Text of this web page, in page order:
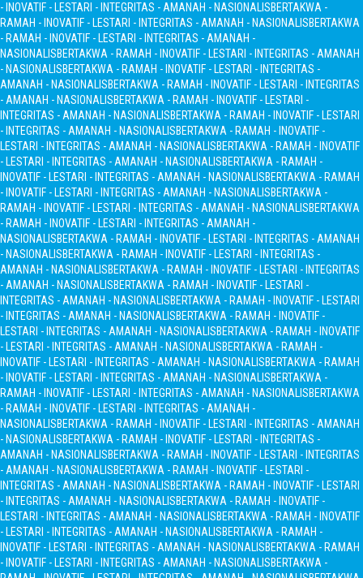
- INOVATIF - LESTARI - INTEGRITAS - AMANAH - NASIONALISBERTAKWA -
RAMAH - INOVATIF - LESTARI - INTEGRITAS - AMANAH - NASIONALISBERTAKWA
- RAMAH - INOVATIF - LESTARI - INTEGRITAS - AMANAH -
NASIONALISBERTAKWA - RAMAH - INOVATIF - LESTARI - INTEGRITAS - AMANAH
- NASIONALISBERTAKWA - RAMAH - INOVATIF - LESTARI - INTEGRITAS -
AMANAH - NASIONALISBERTAKWA - RAMAH - INOVATIF - LESTARI - INTEGRITAS
- AMANAH - NASIONALISBERTAKWA - RAMAH - INOVATIF - LESTARI -
INTEGRITAS - AMANAH - NASIONALISBERTAKWA - RAMAH - INOVATIF - LESTARI
- INTEGRITAS - AMANAH - NASIONALISBERTAKWA - RAMAH - INOVATIF -
LESTARI - INTEGRITAS - AMANAH - NASIONALISBERTAKWA - RAMAH - INOVATIF
- LESTARI - INTEGRITAS - AMANAH - NASIONALISBERTAKWA - RAMAH -
INOVATIF - LESTARI - INTEGRITAS - AMANAH - NASIONALISBERTAKWA - RAMAH
- INOVATIF - LESTARI - INTEGRITAS - AMANAH - NASIONALISBERTAKWA -
RAMAH - INOVATIF - LESTARI - INTEGRITAS - AMANAH - NASIONALISBERTAKWA
- RAMAH - INOVATIF - LESTARI - INTEGRITAS - AMANAH -
NASIONALISBERTAKWA - RAMAH - INOVATIF - LESTARI - INTEGRITAS - AMANAH
- NASIONALISBERTAKWA - RAMAH - INOVATIF - LESTARI - INTEGRITAS -
AMANAH - NASIONALISBERTAKWA - RAMAH - INOVATIF - LESTARI - INTEGRITAS
- AMANAH - NASIONALISBERTAKWA - RAMAH - INOVATIF - LESTARI -
INTEGRITAS - AMANAH - NASIONALISBERTAKWA - RAMAH - INOVATIF - LESTARI
- INTEGRITAS - AMANAH - NASIONALISBERTAKWA - RAMAH - INOVATIF -
LESTARI - INTEGRITAS - AMANAH - NASIONALISBERTAKWA - RAMAH - INOVATIF
- LESTARI - INTEGRITAS - AMANAH - NASIONALISBERTAKWA - RAMAH -
INOVATIF - LESTARI - INTEGRITAS - AMANAH - NASIONALISBERTAKWA - RAMAH
- INOVATIF - LESTARI - INTEGRITAS - AMANAH - NASIONALISBERTAKWA -
RAMAH - INOVATIF - LESTARI - INTEGRITAS - AMANAH - NASIONALISBERTAKWA
- RAMAH - INOVATIF - LESTARI - INTEGRITAS - AMANAH -
NASIONALISBERTAKWA - RAMAH - INOVATIF - LESTARI - INTEGRITAS - AMANAH
- NASIONALISBERTAKWA - RAMAH - INOVATIF - LESTARI - INTEGRITAS -
AMANAH - NASIONALISBERTAKWA - RAMAH - INOVATIF - LESTARI - INTEGRITAS
- AMANAH - NASIONALISBERTAKWA - RAMAH - INOVATIF - LESTARI -
INTEGRITAS - AMANAH - NASIONALISBERTAKWA - RAMAH - INOVATIF - LESTARI
- INTEGRITAS - AMANAH - NASIONALISBERTAKWA - RAMAH - INOVATIF -
LESTARI - INTEGRITAS - AMANAH - NASIONALISBERTAKWA - RAMAH - INOVATIF
- LESTARI - INTEGRITAS - AMANAH - NASIONALISBERTAKWA - RAMAH -
INOVATIF - LESTARI - INTEGRITAS - AMANAH - NASIONALISBERTAKWA - RAMAH
- INOVATIF - LESTARI - INTEGRITAS - AMANAH - NASIONALISBERTAKWA -